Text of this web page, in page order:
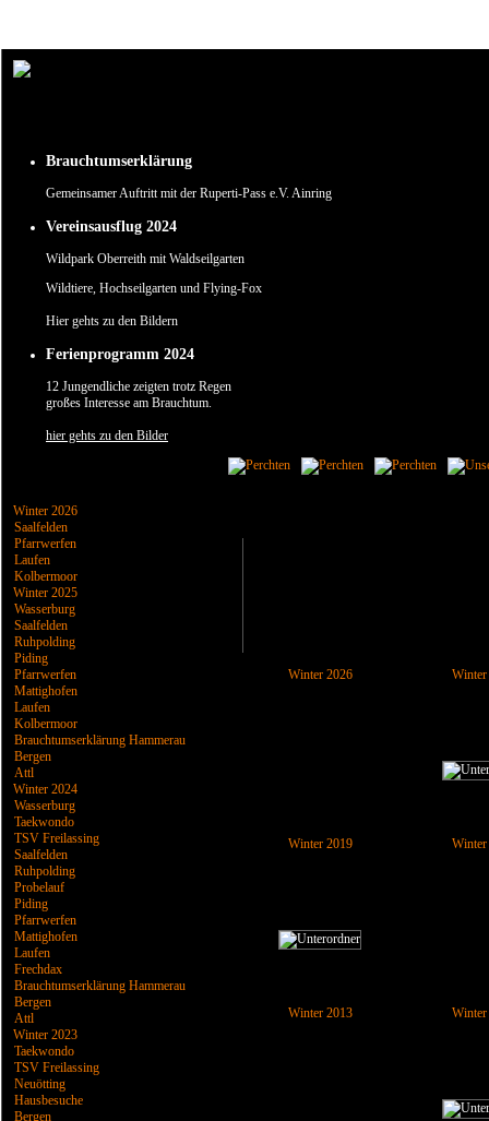
Brauchtumserklärung
Gemeinsamer Auftritt mit der Ruperti-Pass e.V. Ainring
Vereinsausflug 2024
Wildpark Oberreith mit Waldseilgarten
Wildtiere, Hochseilgarten und Flying-Fox
Hier gehts zu den Bildern
Ferienprogramm 2024
12 Jungendliche zeigten trotz Regen
großes Interesse am Brauchtum.
hier gehts zu den Bilder
Winter 2026
Saalfelden
Pfarrwerfen
Laufen
Kolbermoor
Winter 2025
Wasserburg
Saalfelden
Ruhpolding
Piding
Pfarrwerfen
Mattighofen
Laufen
Kolbermoor
Brauchtumserklärung Hammerau
Bergen
Attl
Winter 2024
Wasserburg
Taekwondo
TSV Freilassing
Saalfelden
Ruhpolding
Probelauf
Piding
Pfarrwerfen
Mattighofen
Laufen
Frechdax
Brauchtumserklärung Hammerau
Bergen
Attl
Winter 2023
Taekwondo
TSV Freilassing
Neuötting
Hausbesuche
Bergen
Winter 2026 Winter
Winter 2019 Winter
Winter 2013 Winter